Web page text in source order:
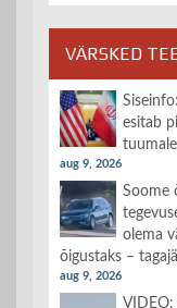
VÄRSKED
esitab
aug 9, 2026
Soome
olema
õigustaks –
aug 9, 2026
VIDEO: